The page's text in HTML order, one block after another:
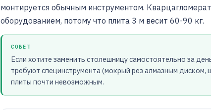
монтируется обычным инструментом.
оборудованием, потому что плита 3 м весит 60-90 кг.
СОВЕТ
Если хотите заменить столешницу самостоятельно за
требуют специнструмента (мокрый рез алмазным
плиты почти невозможным.